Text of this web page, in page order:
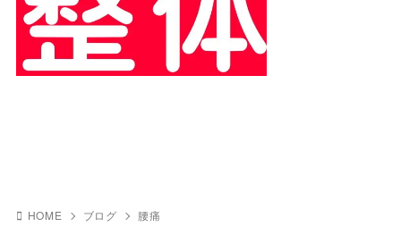
HOME ブログ 腰痛